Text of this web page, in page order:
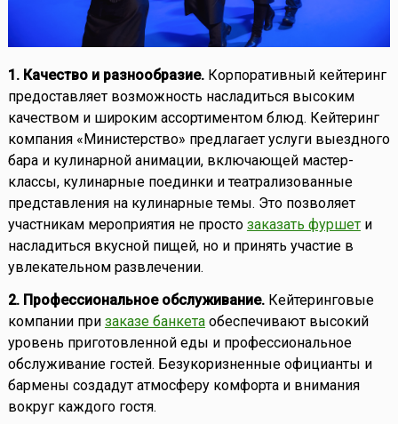
1. Качество и разнообразие.Корпоративный кейтеринг
предоставляет возможность насладиться высоким
качеством и широким ассортиментом блюд. Кейтеринг
компания «Министерство» предлагает услуги выездного
бара и кулинарной анимации, включающей мастер-
классы, кулинарные поединки и театрализованные
представления на кулинарные темы. Это позволяет
участникам мероприятия не просто заказать фуршети
насладиться вкусной пищей, но и принять участие в
увлекательном развлечении.
2. Профессиональное обслуживание.Кейтеринговые
компании при заказе банкетаобеспечивают высокий
уровень приготовленной еды и профессиональное
обслуживание гостей. Безукоризненные официанты и
бармены создадут атмосферу комфорта и внимания
вокруг каждого гостя.